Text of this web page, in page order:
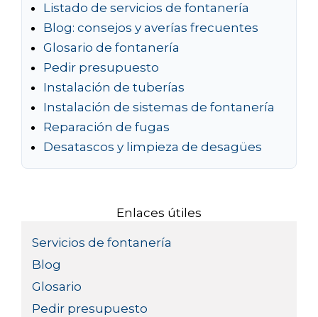
Listado de servicios de fontanería
Blog: consejos y averías frecuentes
Glosario de fontanería
Pedir presupuesto
Instalación de tuberías
Instalación de sistemas de fontanería
Reparación de fugas
Desatascos y limpieza de desagües
Enlaces útiles
Servicios de fontanería
Blog
Glosario
Pedir presupuesto